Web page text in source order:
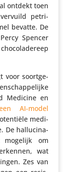
ontdekt toen
petri­
bevatte. De
Spencer
voor soort­ge­
Medicine en
AI-model
medi­
De hallu­ci­na­
om
wat
Zes van